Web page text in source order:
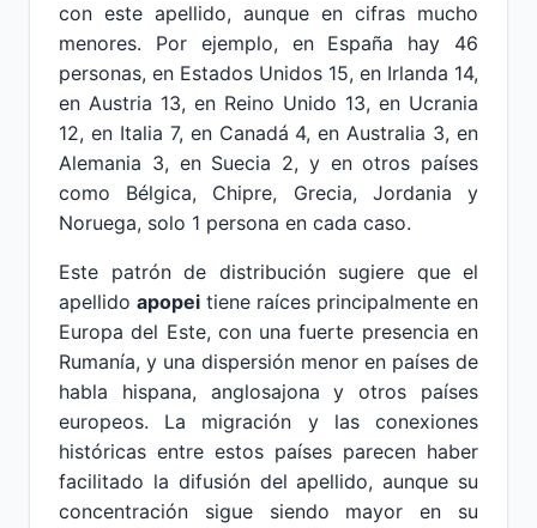
con este apellido, aunque en cifras mucho
menores. Por ejemplo, en España hay 46
personas, en Estados Unidos 15, en Irlanda 14,
en Austria 13, en Reino Unido 13, en Ucrania
12, en Italia 7, en Canadá 4, en Australia 3, en
Alemania 3, en Suecia 2, y en otros países
como Bélgica, Chipre, Grecia, Jordania y
Noruega, solo 1 persona en cada caso.
Este patrón de distribución sugiere que el
apellido apopei tiene raíces principalmente en
Europa del Este, con una fuerte presencia en
Rumanía, y una dispersión menor en países de
habla hispana, anglosajona y otros países
europeos. La migración y las conexiones
históricas entre estos países parecen haber
facilitado la difusión del apellido, aunque su
concentración sigue siendo mayor en su